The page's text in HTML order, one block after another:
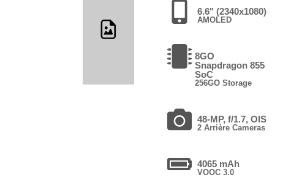
6.6" (2340x1080)
AMOLED
8GO
Snapdragon 855
SoC
256GO Storage
48-MP, f/1.7, OIS
2 Arrière Cameras
4065 mAh
VOOC 3.0